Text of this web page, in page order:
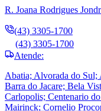
R. Joana Rodrigues
(43) 3305-1700
(43) 3305-1700
Atende:
Abatia; Alvorada do Sul;
Barra do Jacare; Bela
Carlopolis; Centenario
Mairinck; Cornelio